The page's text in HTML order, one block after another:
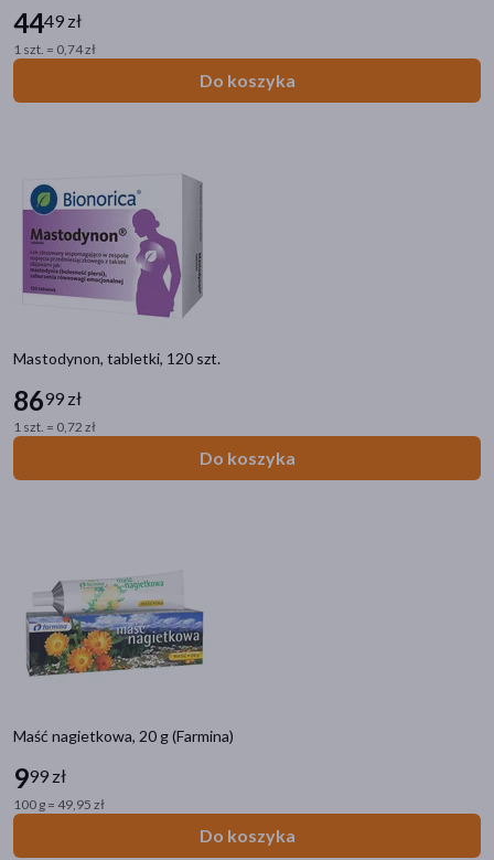
4449 zł
1 szt. = 0,74 zł
Do koszyka
Mastodynon, tabletki, 120 szt.
8699 zł
1 szt. = 0,72 zł
Do koszyka
Maść nagietkowa, 20 g (Farmina)
999 zł
100 g = 49,95 zł
Do koszyka